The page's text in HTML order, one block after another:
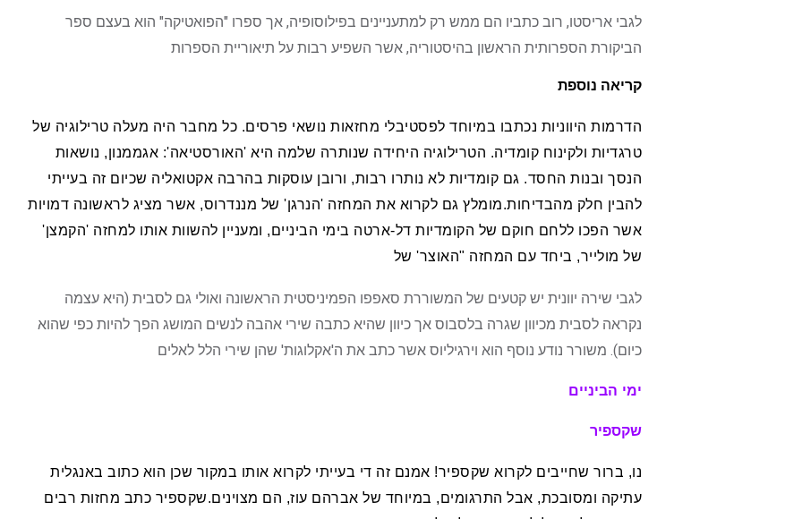
לגבי אריסטו, רוב כתביו הם ממש רק למתעניינים בפילוסופיה, אך ספרו "הפואטיקה" הוא בעצם ספר
הביקורת הספרותית הראשון בהיסטוריה, אשר השפיע רבות על תיאוריית הספרות
קריאה נוספת
הדרמות היווניות נכתבו במיוחד לפסטיבלי מחזאות נושאי פרסים. כל מחבר היה מעלה טרילוגיה של
טרגדיות ולקינוח קומדיה. הטרילוגיה היחידה שנותרה שלמה היא 'האורסטיאה': אגממנון, נושאות
הנסך ובנות החסד. גם קומדיות לא נותרו רבות, ורובן עוסקות בהרבה אקטואליה שכיום זה בעייתי
להבין חלק מהבדיחות.מומלץ גם לקרוא את המחזה 'הנרגן' של מננדרוס, אשר מציג לראשונה דמויות
אשר הפכו ללחם חוקם של הקומדיות דל-ארטה בימי הביניים, ומעניין להשוות אותו למחזה 'הקמצן'
של מולייר, ביחד עם המחזה "האוצר' של
לגבי שירה יוונית יש קטעים של המשוררת סאפפו הפמיניסטית הראשונה ואולי גם לסבית (היא עצמה
נקראה לסבית מכיוון שגרה בלסבוס אך כיוון שהיא כתבה שירי אהבה לנשים המושג הפך להיות כפי שהוא
כיום). משורר נודע נוסף הוא וירגיליוס אשר כתב את ה'אקלוגות' שהן שירי הלל לאלים
ימי הביניים
שקספיר
נו, ברור שחייבים לקרוא שקספיר! אמנם זה די בעייתי לקרוא אותו במקור שכן הוא כתוב באנגלית
עתיקה ומסובכת, אבל התרגומים, במיוחד של אברהם עוז, הם מצוינים.שקספיר כתב מחזות רבים